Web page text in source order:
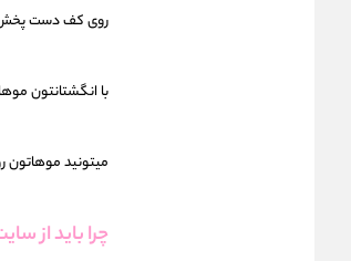
روی کف دست پخش
با انگشتانتون
میتونید
چرا باید از